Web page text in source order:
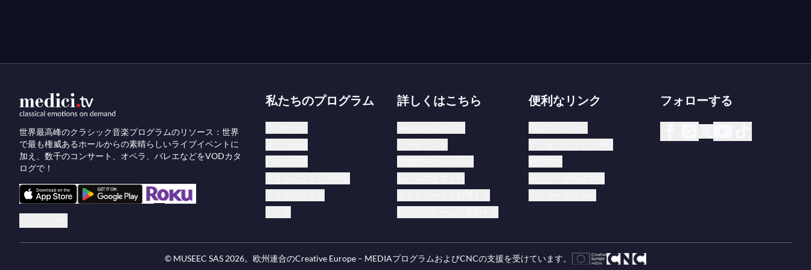
世界最高峰のクラシック音楽プログラムのリソース：世界
で最も権威あるホールからの素晴らしいライブイベントに
加え、数千のコンサート、オペラ、バレエなどをVODカタ
ログで！
私たちのプログラム 詳しくはこちら 便利なリンク フォローする
© MUSEEC SAS 2026。欧州連合のCreative Europe – MEDIAプログラムおよびCNCの支援を受けています。